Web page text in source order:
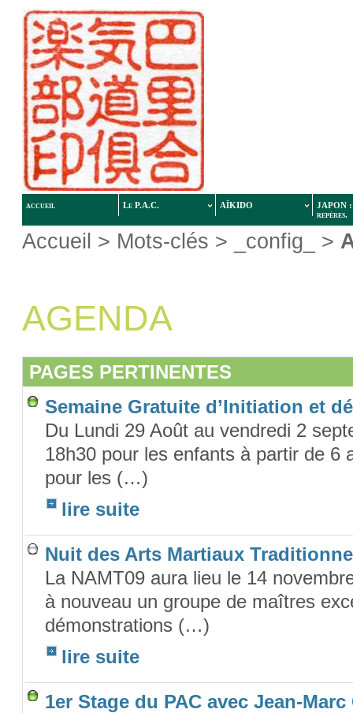
accueil Le P.A.C. AÏKIDO
JAPON :
repères.
Accueil > Mots-clés > _config_ >
AGENDA
PAGES PERTINENTES
Semaine Gratuite d’Initiation et
Du Lundi 29 Août au vendredi 2
18h30 pour les enfants à partir de 6
pour les (…)
lire suite
Nuit des Arts Martiaux
La NAMT09 aura lieu le 14
à nouveau un groupe de maîtres
démonstrations (…)
lire suite
1er Stage du PAC avec Jean-Marc